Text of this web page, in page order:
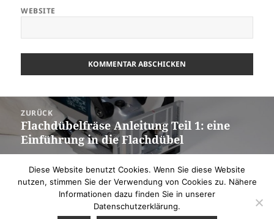
WEBSITE
Beitragsnavigation
ZURÜCK
Vorheriger
Beitrag:
Flachdübelfräse Anleitung Teil 1: eine
Einführung in die Flachdübel
WEITER
Nächster
Flachdübelfräse Anleitung Teil 2: die
Holzverbindung herstellen
Diese Website benutzt Cookies. Wenn Sie diese Website
nutzen, stimmen Sie der Verwendung von Cookies zu. Nähere
Informationen dazu finden Sie in unserer
Datenschutzerklärung.